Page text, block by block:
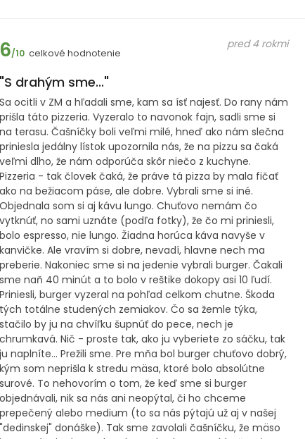
6/10 celkové hodnotenie
pred 4 rokmi
"S drahým sme..."
Sa ocitli v ZM a hľadali sme, kam sa ísť najesť. Do rany nám
prišla táto pizzeria. Vyzeralo to navonok fajn, sadli sme si
na terasu. Čašníčky boli veľmi milé, hneď ako nám slečna
priniesla jedálny lístok upozornila nás, že na pizzu sa čaká
veľmi dlho, že nám odporúča skôr niečo z kuchyne.
Pizzeria - tak človek čaká, že práve tá pizza by mala fičať
ako na bežiacom páse, ale dobre. Vybrali sme si iné.
Objednala som si aj kávu lungo. Chuťovo nemám čo
vytknúť, no sami uznáte (podľa fotky), že čo mi priniesli,
bolo espresso, nie lungo. Žiadna horúca káva navyše v
kanvičke. Ale vravím si dobre, nevadí, hlavne nech ma
preberie. Nakoniec sme si na jedenie vybrali burger. Čakali
sme naň 40 minút a to bolo v reštike dokopy asi 10 ľudí.
Priniesli, burger vyzeral na pohľad celkom chutne. Škoda
tých totálne studených zemiakov. Čo sa žemle týka,
stačilo by ju na chvíľku šupnúť do pece, nech je
chrumkavá. Nič - proste tak, ako ju vyberiete zo sáčku, tak
ju naplníte... Prežili sme. Pre mňa bol burger chuťovo dobrý,
kým som neprišla k stredu mäsa, ktoré bolo absolútne
surové. To nehovorím o tom, že keď sme si burger
objednávali, nik sa nás ani neopýtal, či ho chceme
prepečený alebo medium (to sa nás pýtajú už aj v našej
"dedinskej" donáške). Tak sme zavolali čašníčku, že mäso